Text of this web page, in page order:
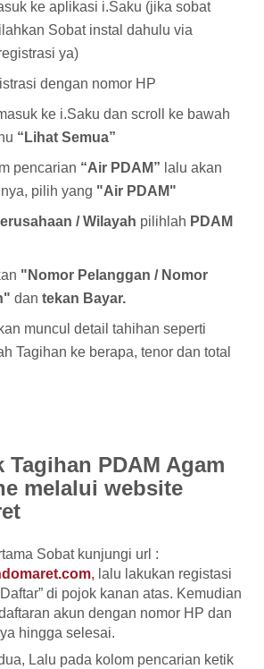
ke aplikasi i.Saku (jika sobat
Sobat instal dahulu via
ya)
dengan nomor HP
ke i.Saku dan scroll ke bawah
“Lihat Semua”
pencarian “Air PDAM” lalu akan
pilih yang "Air PDAM"
/ Wilayah pilihlah PDAM
"Nomor Pelanggan / Nomor
dan tekan Bayar.
muncul detail tahihan seperti
Tagihan ke berapa, tenor dan total
Tagihan PDAM Agam
melalui website
Sobat kunjungi url :
, lalu lakukan registasi
di pojok kanan atas. Kemudian
akun dengan nomor HP dan
hingga selesai.
Lalu pada kolom pencarian ketik